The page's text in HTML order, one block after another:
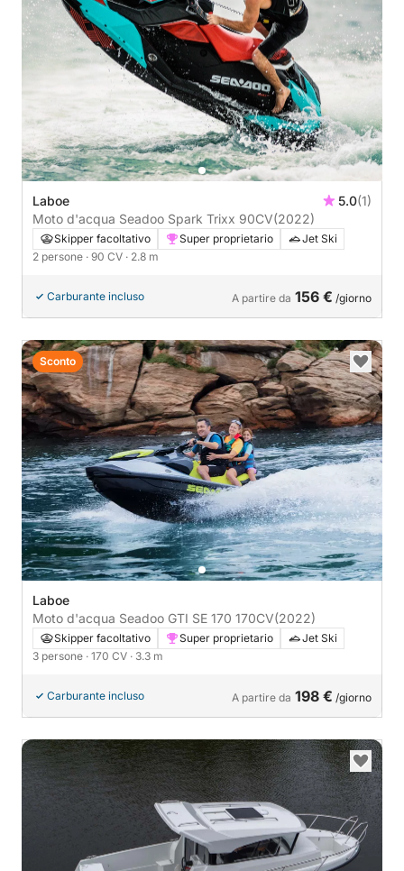
Laboe 5.0(1)
Moto d'acqua Seadoo Spark Trixx 90CV(2022)
Skipper facoltativo Super proprietario
Jet Ski
2 persone · 90 CV · 2.8 m
Carburante incluso A partire da 156 € /giorno
Laboe
Moto d'acqua Seadoo GTI SE 170 170CV(2022)
Skipper facoltativo Super proprietario
Jet Ski
3 persone · 170 CV · 3.3 m
Carburante incluso A partire da 198 € /giorno
Sconto